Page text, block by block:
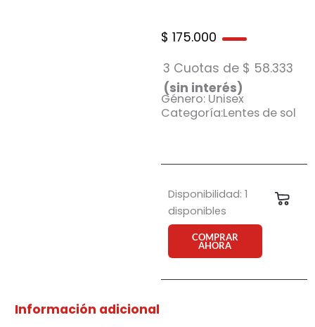
$ 175.000
3 Cuotas de $ 58.333
(sin interés)
Género: Unisex
Categoría:Lentes de sol
Disponibilidad: 1
disponibles
Anteojo
de
c18P
cantidad
COMPRAR
AHORA
Información adicional